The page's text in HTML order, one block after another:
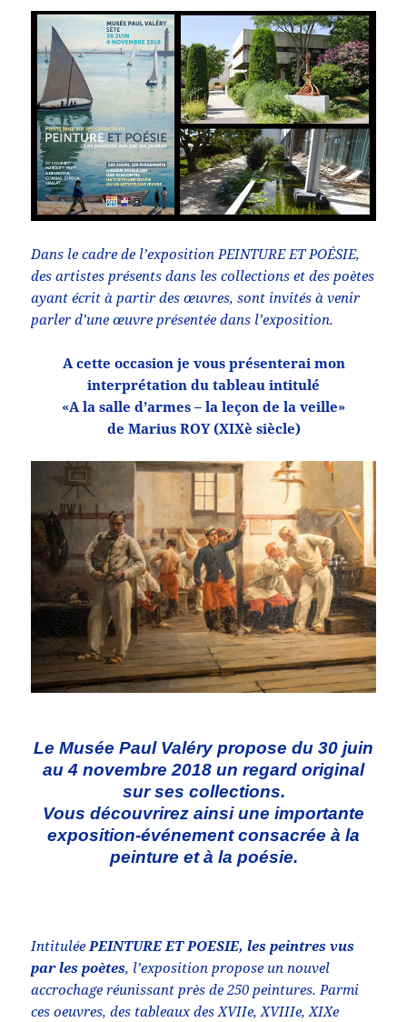
Dans le cadre de l’exposition PEINTURE ET POÉSIE,
des artistes présents dans les collections et des poètes
ayant écrit à partir des œuvres, sont invités à venir
parler d’une œuvre présentée dans l’exposition.
A cette occasion je vous présenterai mon
interprétation du tableau intitulé
«A la salle d’armes – la leçon de la veille»
de Marius ROY (XIXè siècle)
Le Musée Paul Valéry propose du 30 juin
au 4 novembre 2018 un regard original
sur ses collections.
Vous découvrirez ainsi une importante
exposition-événement consacrée à la
peinture et à la poésie.
IntituléePEINTURE ET POESIE, les peintres vus
par les poètes, l’exposition propose un nouvel
accrochage réunissant près de 250 peintures. Parmi
ces oeuvres, des tableaux des XVIIe, XVIIIe, XIXe